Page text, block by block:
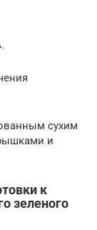
сухим
и
к
зеленого